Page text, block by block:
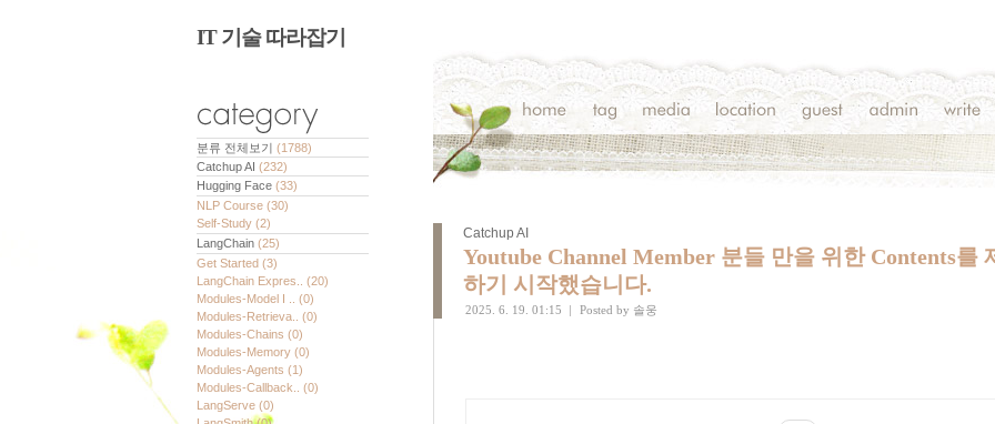
IT 기술 따라잡기
분류 전체보기 (1788)
Catchup AI (232)
Hugging Face (33)
NLP Course (30)
Self-Study (2)
LangChain (25)
Get Started (3)
LangChain Expres.. (20)
Modules-Model I .. (0)
Modules-Retrieva.. (0)
Modules-Chains (0)
Modules-Memory (0)
Modules-Agents (1)
Modules-Callback.. (0)
LangServe (0)
Catchup AI
Youtube Channel Member 분들 만을 위한 Contents를
하기 시작했습니다.
2025. 6. 19. 01:15 | Posted by 솔웅